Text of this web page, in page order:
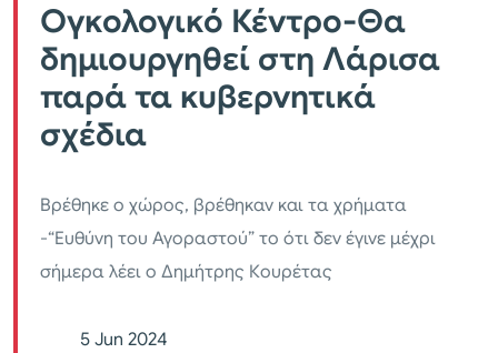
Ογκολογικό Κέντρο-Θα
δημιουργηθεί στη Λάρισα
παρά τα κυβερνητικά
σχέδια
Βρέθηκε ο χώρος, βρέθηκαν και τα χρήματα
-“Ευθύνη του Αγοραστού” το ότι δεν έγινε μέχρι
σήμερα λέει ο Δημήτρης Κουρέτας
5 Jun 2024